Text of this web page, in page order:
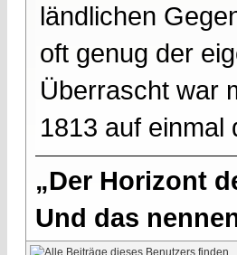
ländlichen
oft genug der
Überrascht war
1813 auf einmal
„Der Horizont
Und das